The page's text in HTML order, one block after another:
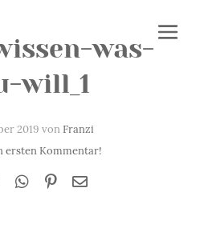
was-
will_1
2019 vonFranzi
ersten Kommentar!